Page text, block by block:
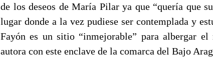
de los deseos de María Pilar ya que “quería que
lugar donde a la vez pudiese ser contemplada y
Fayón es un sitio “inmejorable” para albergar
autora con este enclave de la comarca del Bajo